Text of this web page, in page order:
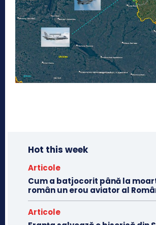
Hot this week
Articole
Cum a batjocorit până la
român un erou aviator al
Articole